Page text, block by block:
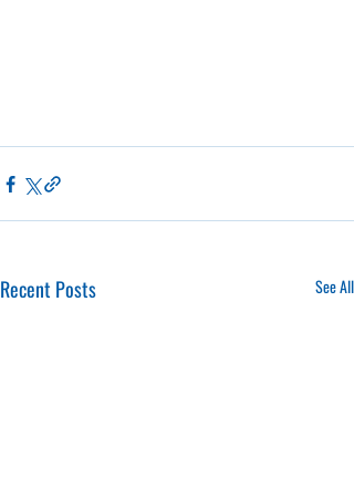
Recent Posts See All